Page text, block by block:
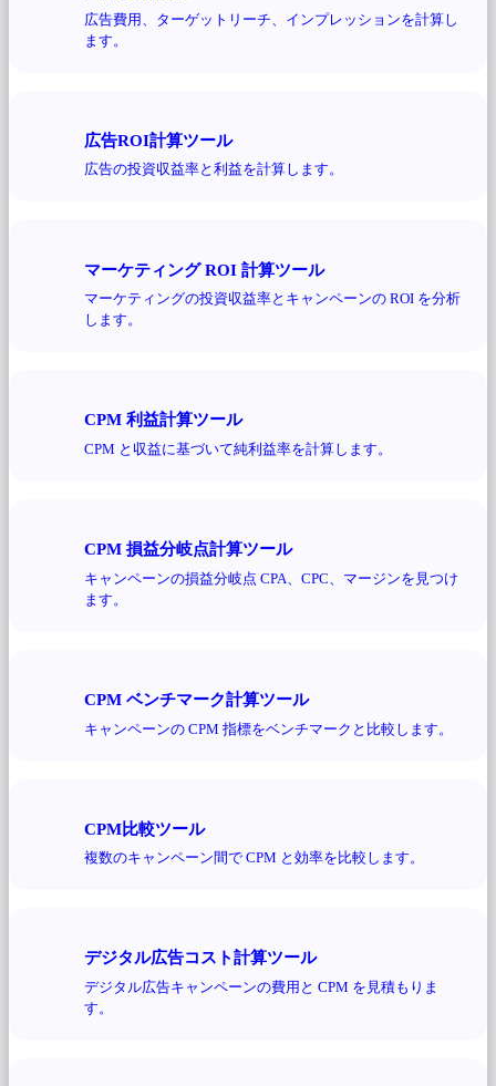
広告費用、ターゲットリーチ、インプレッションを計算し
ます。
広告ROI計算ツール
広告の投資収益率と利益を計算します。
マーケティング ROI 計算ツール
マーケティングの投資収益率とキャンペーンの ROI を分析
します。
CPM 利益計算ツール
CPM と収益に基づいて純利益率を計算します。
CPM 損益分岐点計算ツール
キャンペーンの損益分岐点 CPA、CPC、マージンを見つけ
ます。
CPM ベンチマーク計算ツール
キャンペーンの CPM 指標をベンチマークと比較します。
CPM比較ツール
複数のキャンペーン間で CPM と効率を比較します。
デジタル広告コスト計算ツール
デジタル広告キャンペーンの費用と CPM を見積もりま
す。